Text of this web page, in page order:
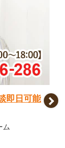
即日可能
ム